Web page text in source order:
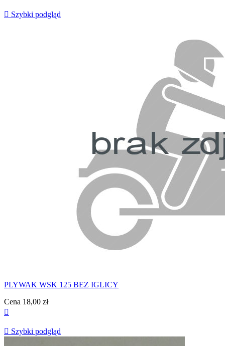
 Szybki podgląd
PLYWAK WSK 125 BEZ IGLICY
Cena 18,00 zł

 Szybki podgląd